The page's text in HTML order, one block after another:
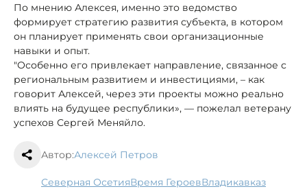
По мнению Алексея, именно это ведомство
формирует стратегию развития субъекта, в котором
он планирует применять свои организационные
навыки и опыт.
"Особенно его привлекает направление, связанное с
региональным развитием и инвестициями, – как
говорит Алексей, через эти проекты можно реально
влиять на будущее республики», — пожелал ветерану
успехов Сергей Меняйло.
Автор:Алексей Петров
Северная Осетия Время Героев
Владикавказ